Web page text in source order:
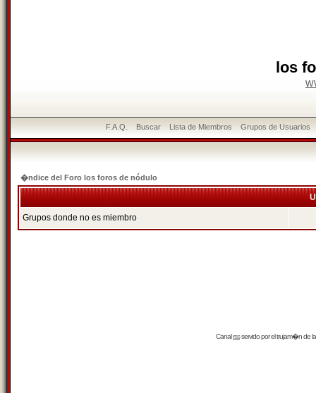
los
F.A.Q. Buscar Lista de Miembros Grupos de Usuarios
�ndice del Foro los foros de nódulo
Grupos donde no es miembro
Canalrssservido por eltrujam�nde